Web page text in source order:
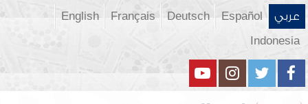
عربي Español
Deutsch
Français
English
Indonesia